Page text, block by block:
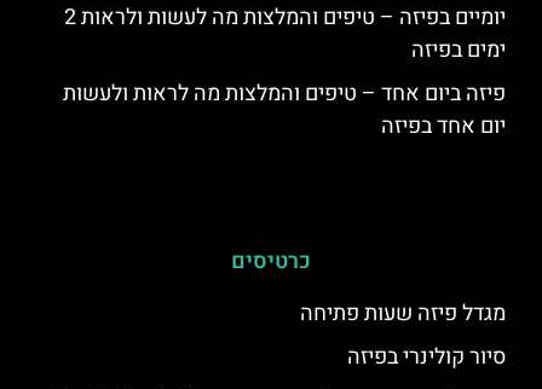
יומיים בפיזה – טיפים והמלצות מה לעשות ולראות 2
ימים בפיזה
פיזה ביום אחד – טיפים והמלצות מה לראות ולעשות
יום אחד בפיזה
כרטיסים
מגדל פיזה שעות פתיחה
סיור קולינרי בפיזה